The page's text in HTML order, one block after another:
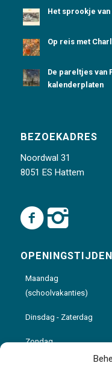
Het sprookje
Op reis met
De pareltjes van
kalenderplaten
BEZOEKADRES
Noordwal 31
8051 ES Hattem
OPENINGSTIJDEN
Maandag
(schoolvakanties)
Dinsdag - Zaterdag
Zondag